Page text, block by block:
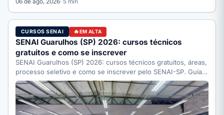
06 de ago, 2026· 5 min
CURSOS SENAI EM ALTA
SENAI Guarulhos (SP) 2026: cursos técnicos
gratuitos e como se inscrever
SENAI Guarulhos (SP) 2026: cursos técnicos gratuitos, áreas,
processo seletivo e como se inscrever pelo SENAI-SP. Guia
completo.